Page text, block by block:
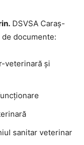
DSVSA Caraș-
documente:
veterinară şi
sanitar veterinar